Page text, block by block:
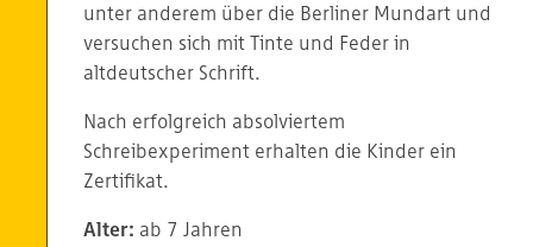
unter anderem über die Berliner Mundart und
versuchen sich mit Tinte und Feder in
altdeutscher Schrift.
Nach erfolgreich absolviertem
Schreibexperiment erhalten die Kinder ein
Zertifikat.
Alter: ab 7 Jahren